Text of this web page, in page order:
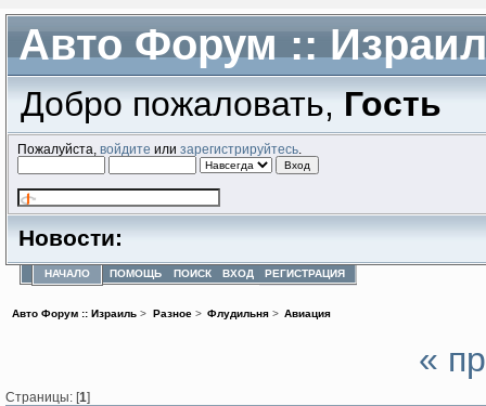
Авто Форум ::
Добро пожаловать,Гость
Пожалуйста,войдите илизарегистрируйтесь
Новости:
НАЧАЛО ПОМОЩЬ ПОИСК ВХОД РЕГИСТРАЦИЯ
Авто Форум :: Израиль > Разное> Флудильня> Авиация
«
Страницы: [1]